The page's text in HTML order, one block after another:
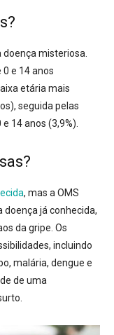
misteriosa.
0 e 14 anos
etária mais
seguida pelas
14 anos (3,9%).
, mas a OMS
doença já conhecida,
da gripe. Os
incluindo
malária, dengue e
de uma